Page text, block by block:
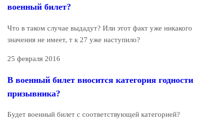
военный билет?
Что в таком случае выдадут? Или этот факт уже никакого
значения не имеет, т к 27 уже наступило?
25 февраля 2016
В военный билет вносится категория годности
призывника?
Будет военный билет с соответствующей категорией?